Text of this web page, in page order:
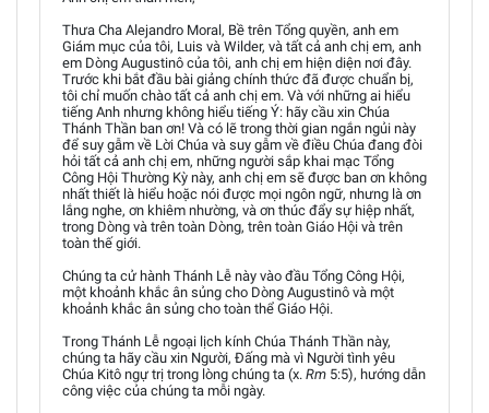
Thưa Cha Alejandro Moral, Bề trên Tổng quyền, anh em
Giám mục của tôi, Luis và Wilder, và tất cả anh chị em, anh
em Dòng Augustinô của tôi, anh chị em hiện diện nơi đây.
Trước khi bắt đầu bài giảng chính thức đã được chuẩn bị,
tôi chỉ muốn chào tất cả anh chị em. Và với những ai hiểu
tiếng Anh nhưng không hiểu tiếng Ý: hãy cầu xin Chúa
Thánh Thần ban ơn! Và có lẽ trong thời gian ngắn ngủi này
để suy gẫm về Lời Chúa và suy gẫm về điều Chúa đang đòi
hỏi tất cả anh chị em, những người sắp khai mạc Tổng
Công Hội Thường Kỳ này, anh chị em sẽ được ban ơn không
nhất thiết là hiểu hoặc nói được mọi ngôn ngữ, nhưng là ơn
lắng nghe, ơn khiêm nhường, và ơn thúc đẩy sự hiệp nhất,
trong Dòng và trên toàn Dòng, trên toàn Giáo Hội và trên
toàn thế giới.
Chúng ta cử hành Thánh Lễ này vào đầu Tổng Công Hội,
một khoảnh khắc ân sủng cho Dòng Augustinô và một
khoảnh khắc ân sủng cho toàn thể Giáo Hội.
Trong Thánh Lễ ngoại lịch kính Chúa Thánh Thần này,
chúng ta hãy cầu xin Người, Đấng mà vì Người tình yêu
Chúa Kitô ngự trị trong lòng chúng ta (x. Rm 5:5), hướng dẫn
công việc của chúng ta mỗi ngày.